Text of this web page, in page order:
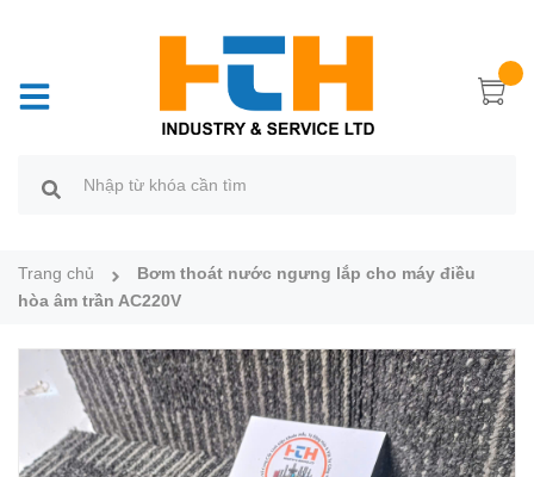
Trang chủ
Bơm thoát nước ngưng lắp cho máy điều
hòa âm trần AC220V